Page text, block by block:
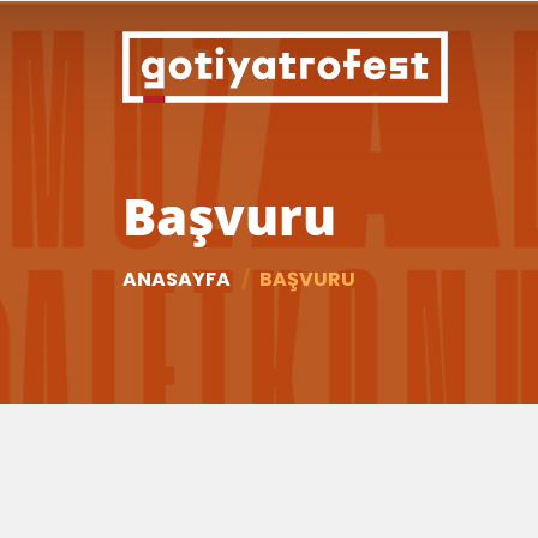
Başvuru
ANASAYFA BAŞVURU